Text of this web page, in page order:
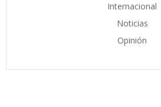
Internacional
Noticias
Opinión